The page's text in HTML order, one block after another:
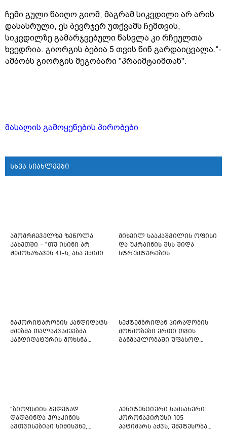
ჩემი გული წაიღო გიომ, მაგრამ სიკვდილი არ არის
დასასრული, ეს ბევრჯერ უთქვამს ჩემთვის,
სიკვდილზე გამარჯვებული წასვლა კი რჩეულთა
ხვედრია. გიორგის ბებია 5 თვის წინ გარდაიცვალა.“-
ამბობს გიორგის მეგობარი "პრაიმტაიმთან".
მასალის გამოყენების პირობები
სხვა სიახლეები
ამომრჩეველზე ზეწოლა
კახეთში - "თუ ისინი არ
შემოხაზავენ 41-ს, ანა ექიმის
მიხეილ სააკაშვილის ოფისი
და უკრაინის შსს შიდა
სტრუქტურების
მაჟორიტარობის კანდიდატს
ძმებმა თალაკვაძეებმა
კანდიდატურის მოხსნა
სექტემბრიდან პირადობის
მოწმობები ერთი თვის
განმავლობაში უფასოდ
"ბიოფსიის შედეგად
დადგინდა ჰოჯკინის
ავთვისებიაი სიმისვნე,
პენიტენციური სამსახური:
კორონავირუსი 105
პატიმარს აქვს, უმეტესობა